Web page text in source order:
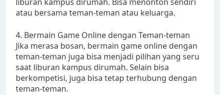
atau bersama teman-teman atau keluarga.
4. Bermain Game Online dengan Teman-teman
Jika merasa bosan, bermain game online dengan
teman-teman juga bisa menjadi pilihan yang seru
saat liburan kampus dirumah. Selain bisa
berkompetisi, juga bisa tetap terhubung dengan
teman-teman.